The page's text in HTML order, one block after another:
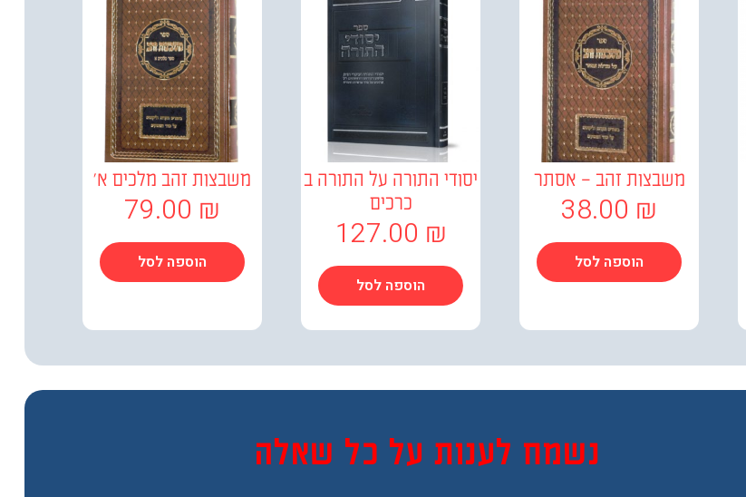
משבצות זהב – אסתר
38.00 ₪
הוספה לסל
יסודי התורה על התורה ב
כרכים
127.00 ₪
הוספה לסל
משבצות זהב מלכים א'
79.00 ₪
הוספה לסל
נשמח לענות על כל שאלה